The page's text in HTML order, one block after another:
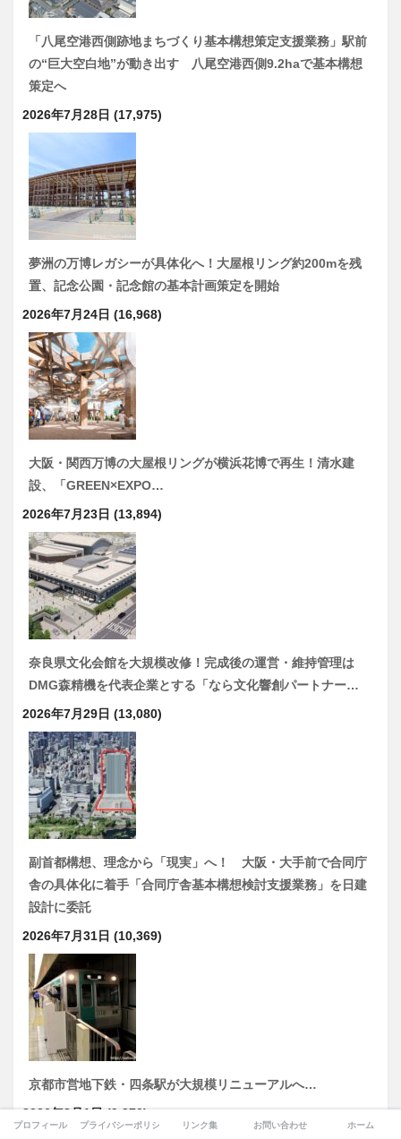
「八尾空港西側跡地まちづくり基本構想策定支援業務」駅前
の“巨大空白地”が動き出す 八尾空港西側9.2haで基本構想
策定へ
2026年7月28日 (17,975)
夢洲の万博レガシーが具体化へ！大屋根リング約200mを残
置、記念公園・記念館の基本計画策定を開始
2026年7月24日 (16,968)
大阪・関西万博の大屋根リングが横浜花博で再生！清水建
設、「GREEN×EXPO…
2026年7月23日 (13,894)
奈良県文化会館を大規模改修！完成後の運営・維持管理は
DMG森精機を代表企業とする「なら文化響創パートナー…
2026年7月29日 (13,080)
副首都構想、理念から「現実」へ！ 大阪・大手前で合同庁
舎の具体化に着手「合同庁舎基本構想検討支援業務」を日建
設計に委託
2026年7月31日 (10,369)
京都市営地下鉄・四条駅が大規模リニューアルへ…
2026年8月1日 (9,370)
プロフィール プライバシーポリシー リンク集 お問い合わせ ホーム